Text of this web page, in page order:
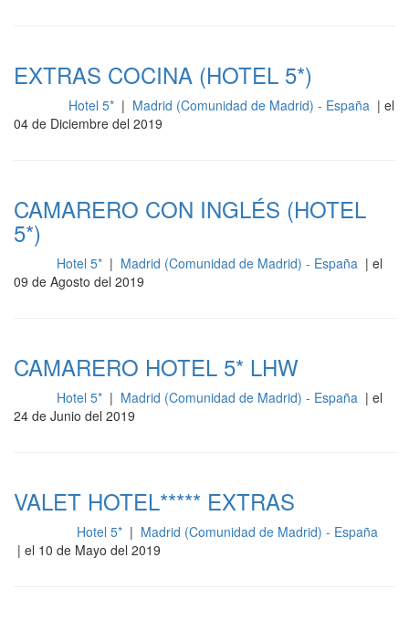
EXTRAS COCINA (HOTEL 5*)
Hotel 5* | Madrid (Comunidad de Madrid) - España | el
04 de Diciembre del 2019
CAMARERO CON INGLÉS (HOTEL
5*)
Hotel 5* | Madrid (Comunidad de Madrid) - España | el
09 de Agosto del 2019
CAMARERO HOTEL 5* LHW
Hotel 5* | Madrid (Comunidad de Madrid) - España | el
24 de Junio del 2019
VALET HOTEL***** EXTRAS
Hotel 5* | Madrid (Comunidad de Madrid) - España
| el 10 de Mayo del 2019